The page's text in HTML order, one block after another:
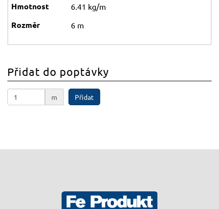
6.41 kg/m
6 m
Přidat do poptávky
m Přidat